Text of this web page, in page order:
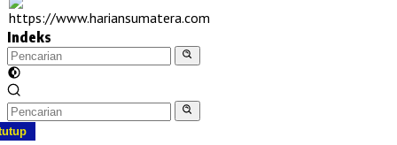
Indeks